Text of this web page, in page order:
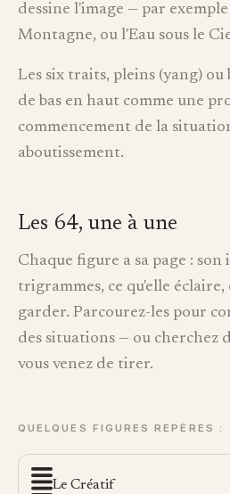
dessine l'image — par
Montagne, ou l'Eau sous le
Les six traits, pleins (yang) ou
de bas en haut comme une
commencement de la
aboutissement.
Les 64, une à une
Chaque figure a sa page : son
trigrammes, ce qu'elle
garder. Parcourez-les pour
des situations — ou cherchez
vous venez de tirer.
QUELQUES FIGURES REPÈRES :
Le Créatif